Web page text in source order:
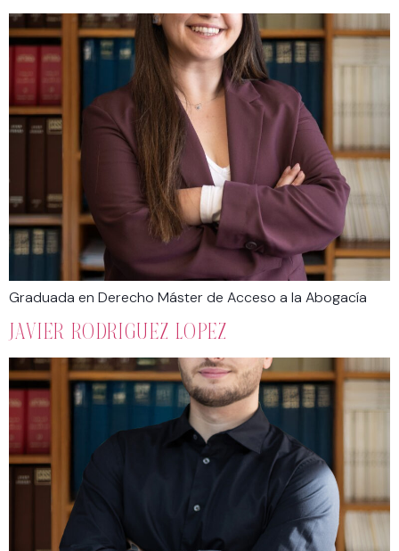
Graduada en Derecho Máster de Acceso a la Abogacía
JAVIER RODRIGUEZ LOPEZ